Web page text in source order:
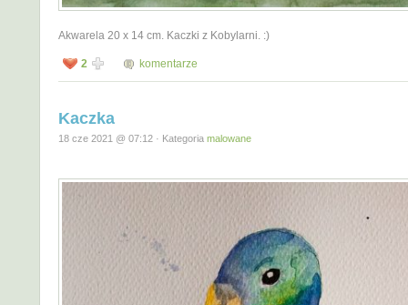
Akwarela 20 x 14 cm. Kaczki z Kobylarni. :)
2 komentarze
Kaczka
18 cze 2021 @ 07:12 · Kategoria malowane